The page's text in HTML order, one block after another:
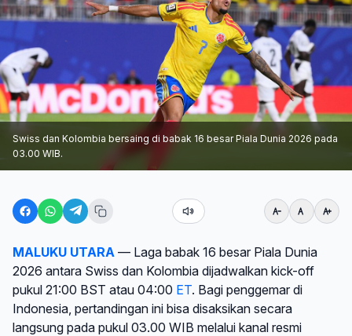
Swiss dan Kolombia bersaing di babak 16 besar Piala Dunia 2026 pada
03.00 WIB.
MALUKU UTARA — Laga babak 16 besar Piala Dunia
2026 antara Swiss dan Kolombia dijadwalkan kick-off
pukul 21:00 BST atau 04:00 ET. Bagi penggemar di
Indonesia, pertandingan ini bisa disaksikan secara
langsung pada pukul 03.00 WIB melalui kanal resmi